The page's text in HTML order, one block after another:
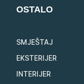
OSTALO
SMJEŠTAJ
EKSTERIJER
INTERIJER